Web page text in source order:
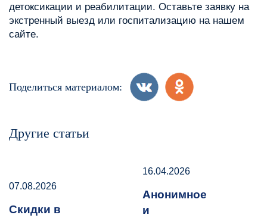
детоксикации и реабилитации. Оставьте заявку на
экстренный выезд или госпитализацию на нашем
сайте.
Поделиться материалом:
Другие статьи
07.08.2026
Скидки в
16.04.2026
Анонимное
и